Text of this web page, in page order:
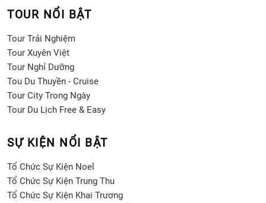
TOUR NỔI BẬT
Tour Trải Nghiệm
Tour Xuyên Việt
Tour Nghỉ Dưỡng
Tou Du Thuyền - Cruise
Tour City Trong Ngày
Tour Du Lịch Free & Easy
SỰ KIỆN NỔI BẬT
Tổ Chức Sự Kiện Noel
Tổ Chức Sự Kiện Trung Thu
Tổ Chức Sự Kiện Khai Trương